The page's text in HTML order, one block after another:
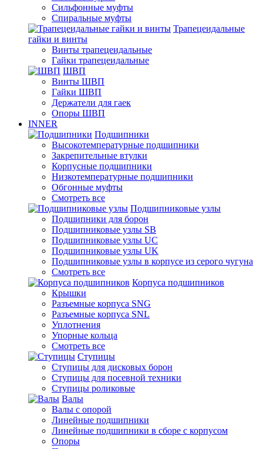
Сильфонные муфты
Спиральные муфты
Трапецеидальные
гайки и винты
Винты трапецеидальные
Гайки трапецеидальные
ШВП
Винты ШВП
Гайки ШВП
Держатели для гаек
Опоры ШВП
INNER
Подшипники
Высокотемпературные подшипники
Закрепительные втулки
Корпусные подшипники
Низкотемпературные подшипники
Обгонные муфты
Смотреть все
Подшипниковые узлы
Подшипники для борон
Подшипниковые узлы SB
Подшипниковые узлы UC
Подшипниковые узлы UK
Подшипниковые узлы в корпусе из серого чугуна
Смотреть все
Корпуса подшипников
Крышки
Разъемные корпуса SNG
Разъемные корпуса SNL
Уплотнения
Упорные кольца
Смотреть все
Ступицы
Ступицы для дисковых борон
Ступицы для посевной техники
Ступицы роликовые
Валы
Валы с опорой
Линейные подшипники
Линейные подшипники в сборе с корпусом
Опоры